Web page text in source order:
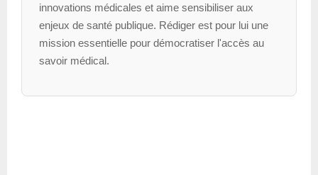
innovations médicales et aime sensibiliser aux
enjeux de santé publique. Rédiger est pour lui une
mission essentielle pour démocratiser l'accès au
savoir médical.